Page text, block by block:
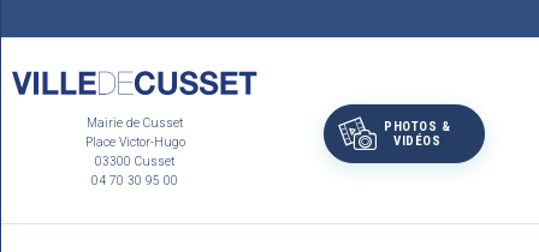
Mairie de Cusset
Place Victor-Hugo
03300 Cusset
04 70 30 95 00
PHOTOS &
VIDÉOS